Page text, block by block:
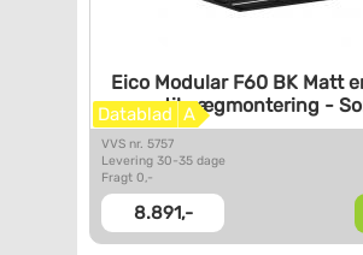
Eico Modular F60 BK Matt
til vægmontering -
Datablad A
VVS nr. 5757
Levering 30-35 dage
Fragt 0,-
8.891,-